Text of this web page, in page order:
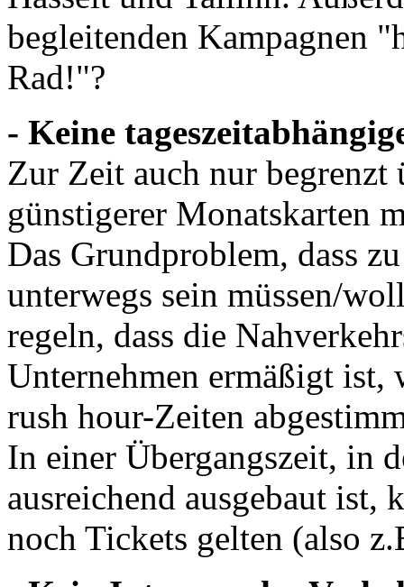
begleitenden Kampagnen
Rad!"?
- Keine
Zur Zeit auch nur begrenzt
günstigerer Monatskarten
Das Grundproblem, dass
unterwegs sein müssen/
regeln, dass die
Unternehmen ermäßigt ist,
rush hour-Zeiten
In einer Übergangszeit, in
ausreichend ausgebaut ist,
noch Tickets gelten (also